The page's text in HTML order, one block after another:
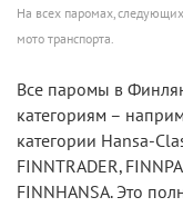
На всех паромах,
мото транспорта.
Все паромы в
категориям –
категории Hansa-
FINNTRADER,
FINNHANSA. Это